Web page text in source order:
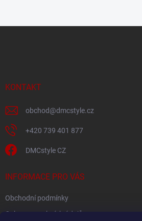
KONTAKT
obchod@dmcstyle.cz
+420 739 401 877
DMCstyle CZ
INFORMACE PRO VÁS
Obchodní podmínky
Ochrana osobních údajů